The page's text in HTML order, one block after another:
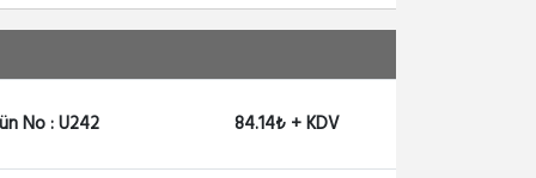
Ubiquiti POE 24V-12 GIGA...
POW-24V2A
Winet Adaptör 24V 2A 48...
No : U242 84.14₺ + KDV